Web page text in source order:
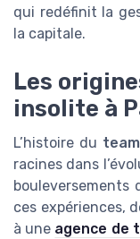
qui redéfinit la
la capitale.
Les
insolite à
L’histoire du
racines dans
bouleversements
ces expériences,
à une agence de